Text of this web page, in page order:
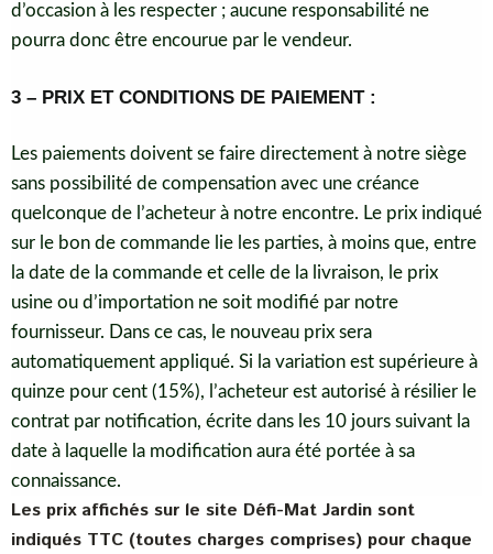
d’occasion à les respecter ; aucune responsabilité ne
pourra donc être encourue par le vendeur.
3 – PRIX ET CONDITIONS DE PAIEMENT :
Les paiements doivent se faire directement à notre siège
sans possibilité de compensation avec une créance
quelconque de l’acheteur à notre encontre. Le prix indiqué
sur le bon de commande lie les parties, à moins que, entre
la date de la commande et celle de la livraison, le prix
usine ou d’importation ne soit modifié par notre
fournisseur. Dans ce cas, le nouveau prix sera
automatiquement appliqué. Si la variation est supérieure à
quinze pour cent (15%), l’acheteur est autorisé à résilier le
contrat par notification, écrite dans les 10 jours suivant la
date à laquelle la modification aura été portée à sa
connaissance.
Les prix affichés sur le site Défi-Mat Jardin sont
indiqués TTC (toutes charges comprises) pour chaque